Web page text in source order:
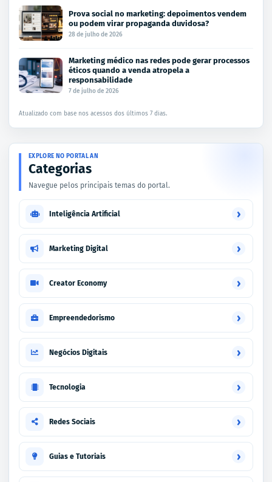
Prova social no marketing: depoimentos vendem
ou podem virar propaganda duvidosa?
28 de julho de 2026
Marketing médico nas redes pode gerar processos
éticos quando a venda atropela a
responsabilidade
7 de julho de 2026
Atualizado com base nos acessos dos últimos 7 dias.
EXPLORE NO PORTAL AN
Categorias
Navegue pelos principais temas do portal.
Inteligência Artificial ›
Marketing Digital ›
Creator Economy ›
Empreendedorismo ›
Negócios Digitais ›
Tecnologia ›
Redes Sociais ›
Guias e Tutoriais ›